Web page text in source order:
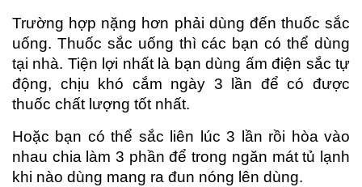
Trường hợp nặng hơn phải dùng đến thuốc sắc
uống. Thuốc sắc uống thì các bạn có thể dùng
tại nhà. Tiện lợi nhất là bạn dùng ấm điện sắc tự
động, chịu khó cắm ngày 3 lần để có được
thuốc chất lượng tốt nhất.
Hoặc bạn có thể sắc liên lúc 3 lần rồi hòa vào
nhau chia làm 3 phần để trong ngăn mát tủ lạnh
khi nào dùng mang ra đun nóng lên dùng.